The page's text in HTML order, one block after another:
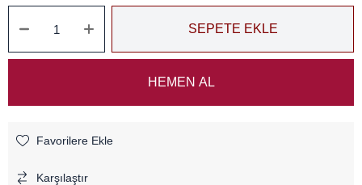
Favorilere Ekle
Karşılaştır